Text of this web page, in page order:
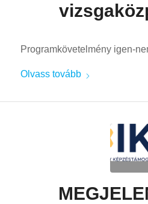
Programkövetelmény igen-
Olvass tovább